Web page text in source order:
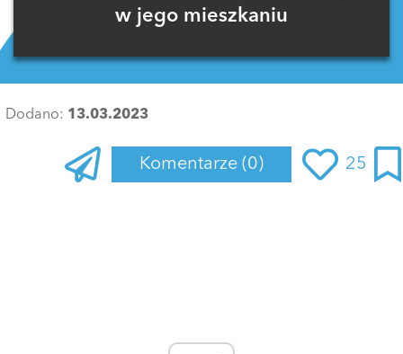
w jego mieszkaniu
Dodano: 13.03.2023
Komentarze (0) 25